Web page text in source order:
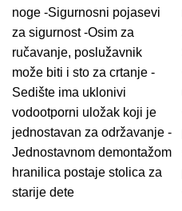
noge -Sigurnosni pojasevi
za sigurnost -Osim za
ručavanje, poslužavnik
može biti i sto za crtanje -
Sedište ima uklonivi
vodootporni uložak koji je
jednostavan za održavanje -
Jednostavnom demontažom
hranilica postaje stolica za
starije dete